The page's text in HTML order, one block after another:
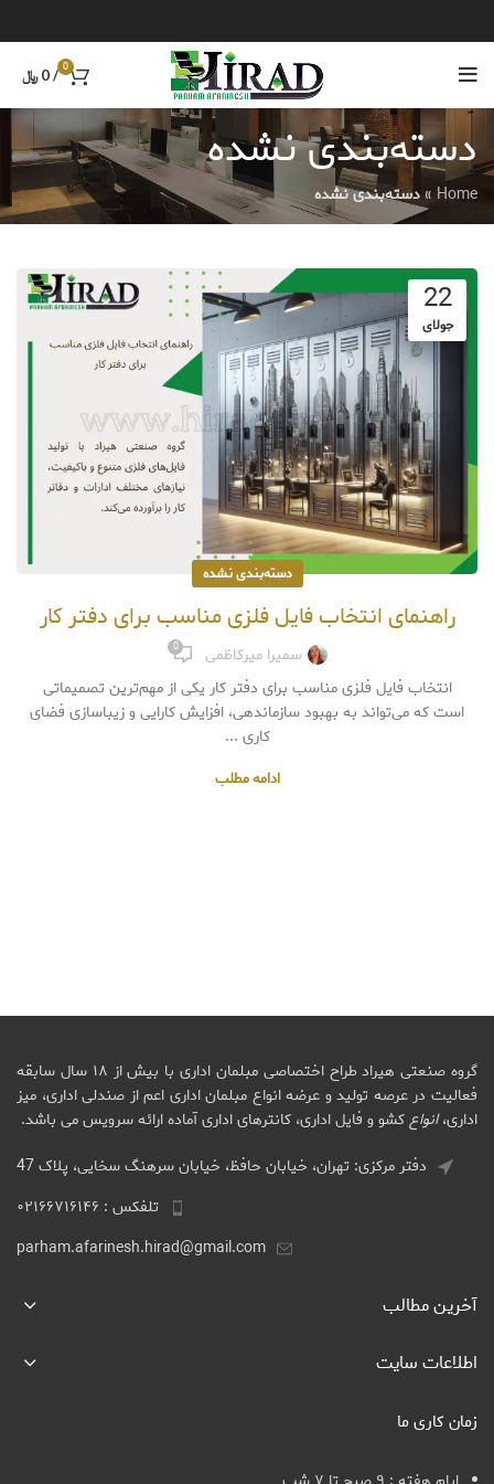
0
/
0 ﷼
دسته‌بندی نشده
Home
»دسته‌بندی نشده
22
جولای
دسته‌بندی نشده
راهنمای انتخاب فایل فلزی مناسب برای دفتر کار
سمیرا میرکاظمی 0
انتخاب فایل فلزی مناسب برای دفتر کار یکی از مهم‌ترین تصمیماتی
است که می‌تواند به بهبود سازماندهی، افزایش کارایی و زیباسازی فضای
کاری ...
ادامه مطلب
گروه صنعتی هیراد طراح اختصاصی مبلمان اداری با بیش از ۱۸ سال سابقه
فعالیت در عرصه تولید و عرضه انواع مبلمان اداری اعم از صندلی اداری، میز
اداری،انواعکشو و فایل اداری، کانترهای اداری آماده ارائه سرویس می باشد.
دفتر مرکزی: تهران، خیابان حافظ، خیابان سرهنگ سخایی، پلاک 47
تلفکس : ۰۲۱۶۶۷۱۶۱۴۶
parham.afarinesh.hirad@gmail.com
آخرین مطالب
اطلاعات سایت
زمان کاری ما